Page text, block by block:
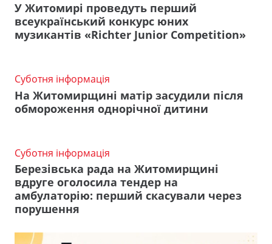
У Житомирі проведуть перший
всеукраїнський конкурс юних
музикантів «Richter Junior Competition»
Суботня інформація
На Житомирщині матір засудили після
обмороження однорічної дитини
Суботня інформація
Березівська рада на Житомирщині
вдруге оголосила тендер на
амбулаторію: перший скасували через
порушення